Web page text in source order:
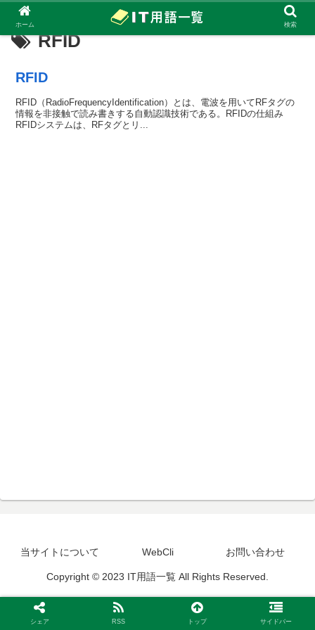
RFID
RFID
RFID（RadioFrequencyIdentification）とは、電波を用いてRFタグの
情報を非接触で読み書きする自動認識技術である。RFIDの仕組み
RFIDシステムは、RFタグとリ...
当サイトについて WebCli お問い合わせ
Copyright © 2023 IT用語一覧 All Rights Reserved.
ホーム 検索
シェア RSS トップ サイドバー